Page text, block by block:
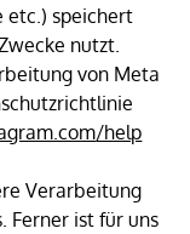
etc.) speichert
nutzt.
von Meta
/help
Verarbeitung
Ferner ist für uns